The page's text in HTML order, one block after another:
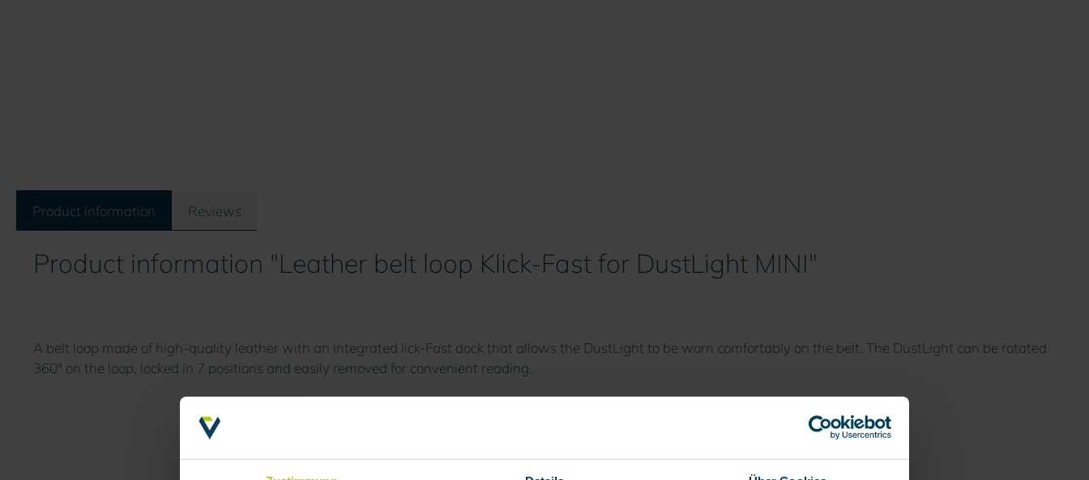
Product information Reviews
Product information "Leather belt loop Klick-Fast for DustLight MINI"
A belt loop made of high-quality leather with an integrated lick-Fast dock that allows the DustLight to be worn comfortably on the belt. The DustLight can be rotated
360° on the loop, locked in 7 positions and easily removed for convenient reading.